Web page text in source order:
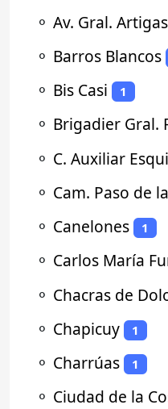
⚬ Av. Gral. Artigas
⚬ Barros Blancos
⚬ Bis Casi 1
⚬ Brigadier Gral.
⚬ C. Auxiliar
⚬ Cam. Paso de
⚬ Canelones 1
⚬ Carlos María
⚬ Chacras de
⚬ Chapicuy 1
⚬ Charrúas 1
⚬ Ciudad de la